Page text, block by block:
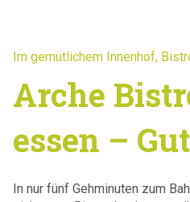
Im gemütlichem Innenhof,
Arche
essen –
In nur fünf Gehminuten zum